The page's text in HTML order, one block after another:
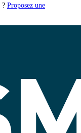
? Proposez une